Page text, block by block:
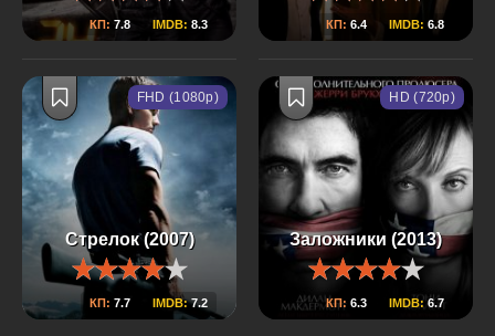
КП: 7.8 IMDB: 8.3 КП: 6.4 IMDB: 6.8
Стрелок (2007)
КП: 7.7 IMDB:7.2
FHD (1080p)
Заложники (2013)
КП: 6.3 IMDB:6.7
HD (720p)